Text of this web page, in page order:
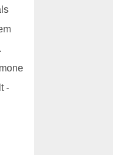
-